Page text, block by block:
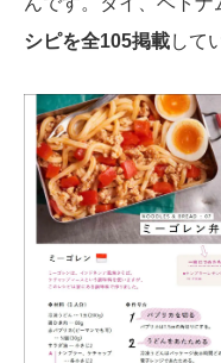
シピを全105掲載して